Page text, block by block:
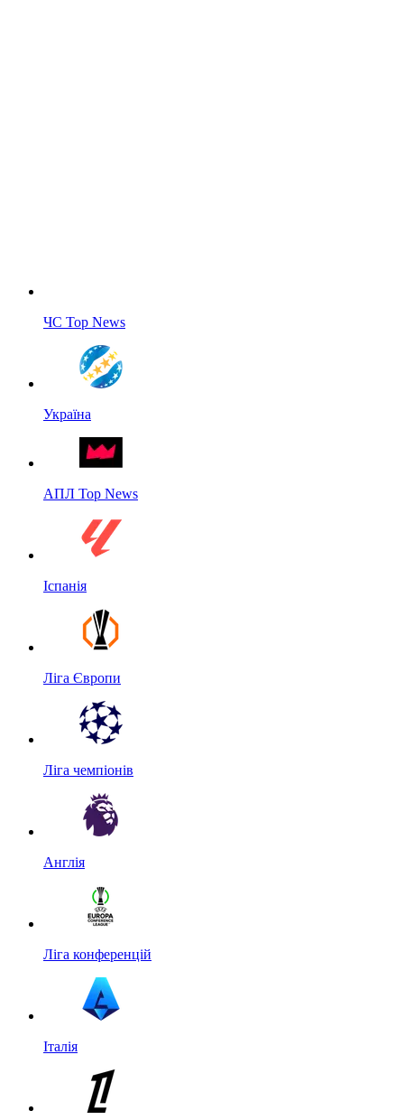
ЧС Top News
Україна
АПЛ Top News
Іспанія
Ліга Європи
Ліга чемпіонів
Англія
Ліга конференцій
Італія